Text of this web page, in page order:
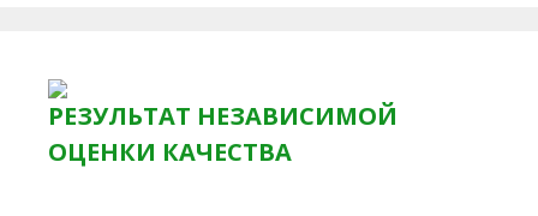
РЕЗУЛЬТАТ НЕЗАВИСИМОЙ
ОЦЕНКИ КАЧЕСТВА